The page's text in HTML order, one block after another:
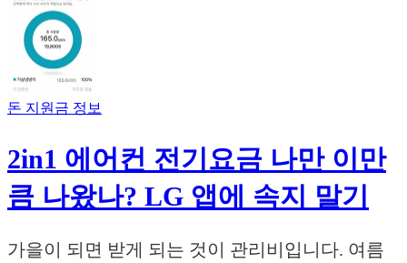
돈 지원금 정보
2in1 에어컨 전기요금 나만 이만
큼 나왔나? LG 앱에 속지 말기
가을이 되면 받게 되는 것이 관리비입니다. 여름